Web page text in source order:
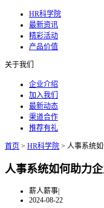
HR科学院
最新资讯
精彩活动
产品价值
关于我们
企业介绍
加入我们
最新动态
渠道合作
推荐有礼
首页 > HR科学院 > 人事系统
人事系统如何助力
薪人薪事|
2024-08-22